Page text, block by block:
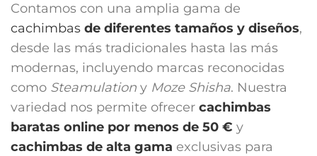
Contamos con una amplia gama de
cachimbas de diferentes tamaños y diseños,
desde las más tradicionales hasta las más
modernas, incluyendo marcas reconocidas
como Steamulation y Moze Shisha. Nuestra
variedad nos permite ofrecer cachimbas
baratas online por menos de 50 € y
cachimbas de alta gama exclusivas para